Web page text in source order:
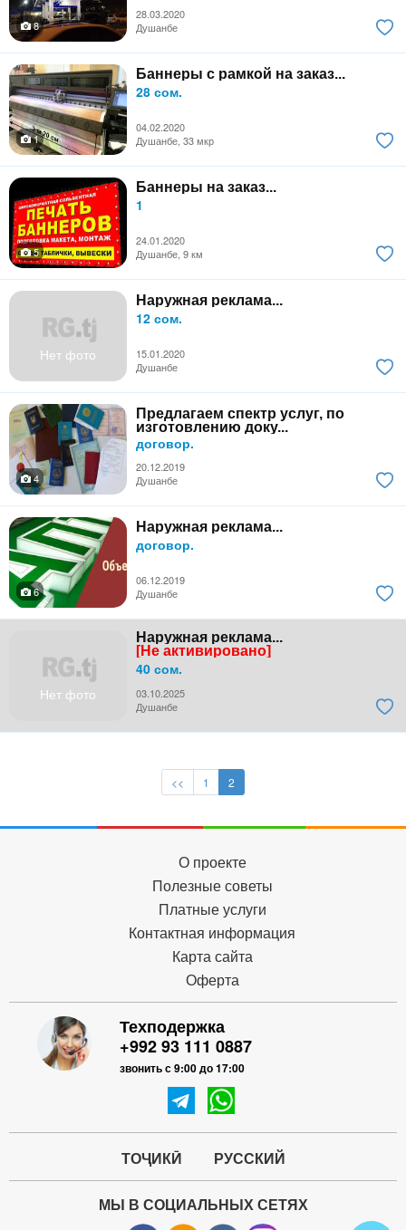
28.03.2020
8
Душанбе
Баннеры с рамкой на заказ...
28 сом.
04.02.2020
1
Душанбе, 33 мкр
Баннеры на заказ...
1
24.01.2020
5
Душанбе, 9 км
Нет фото
Наружная реклама...
12 сом.
15.01.2020
Душанбе
Предлагаем спектр услуг, по
изготовлению доку...
договор.
20.12.2019
4
Душанбе
Наружная реклама...
договор.
06.12.2019
6
Душанбе
Нет фото
Наружная реклама...
[Не активировано]
40 сом.
03.10.2025
Душанбе
<< 1 2
О проекте
Полезные советы
Платные услуги
Контактная информация
Карта сайта
Оферта
Техподержка
+992 93 111 0887
звонить с 9:00 до 17:00
ТОҶИКӢ РУССКИЙ
МЫ В СОЦИАЛЬНЫХ СЕТЯХ